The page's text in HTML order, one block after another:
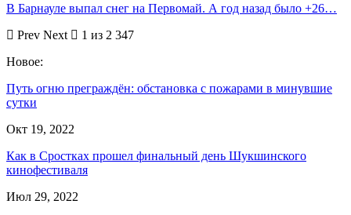
В Барнауле выпал снег на Первомай. А год назад было +26…
Prev Next
1 из 2 347
Новое:
Путь огню преграждён: обстановка с пожарами в минувшие
сутки
Окт 19, 2022
Как в Сростках прошел финальный день Шукшинского
кинофестиваля
Июл 29, 2022